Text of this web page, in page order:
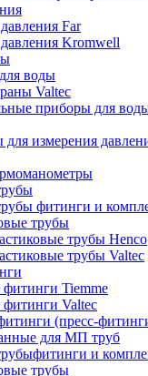
Far
Kromwell
воды
Valtec
приборы для
для измерения
фитинги и
трубы
трубы Henco
трубы Valtec
Tiemme
Valtec
(пресс-
для МП труб
и
трубы